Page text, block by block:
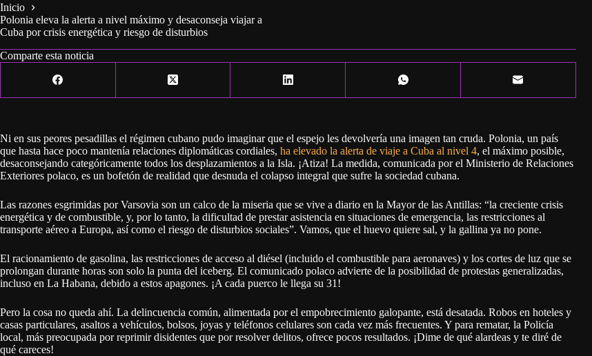
Inicio
Polonia eleva la alerta a nivel máximo y desaconseja viajar a
Cuba por crisis energética y riesgo de disturbios
Comparte esta noticia
Ni en sus peores pesadillas el régimen cubano pudo imaginar que el espejo les devolvería una imagen tan cruda. Polonia, un país
que hasta hace poco mantenía relaciones diplomáticas cordiales, ha elevado la alerta de viaje a Cuba al nivel 4, el máximo posible,
desaconsejando categóricamente todos los desplazamientos a la Isla. ¡Atiza! La medida, comunicada por el Ministerio de Relaciones
Exteriores polaco, es un bofetón de realidad que desnuda el colapso integral que sufre la sociedad cubana.
Las razones esgrimidas por Varsovia son un calco de la miseria que se vive a diario en la Mayor de las Antillas: “la creciente crisis
energética y de combustible, y, por lo tanto, la dificultad de prestar asistencia en situaciones de emergencia, las restricciones al
transporte aéreo a Europa, así como el riesgo de disturbios sociales”. Vamos, que el huevo quiere sal, y la gallina ya no pone.
El racionamiento de gasolina, las restricciones de acceso al diésel (incluido el combustible para aeronaves) y los cortes de luz que se
prolongan durante horas son solo la punta del iceberg. El comunicado polaco advierte de la posibilidad de protestas generalizadas,
incluso en La Habana, debido a estos apagones. ¡A cada puerco le llega su 31!
Pero la cosa no queda ahí. La delincuencia común, alimentada por el empobrecimiento galopante, está desatada. Robos en hoteles y
casas particulares, asaltos a vehículos, bolsos, joyas y teléfonos celulares son cada vez más frecuentes. Y para rematar, la Policía
local, más preocupada por reprimir disidentes que por resolver delitos, ofrece pocos resultados. ¡Dime de qué alardeas y te diré de
qué careces!